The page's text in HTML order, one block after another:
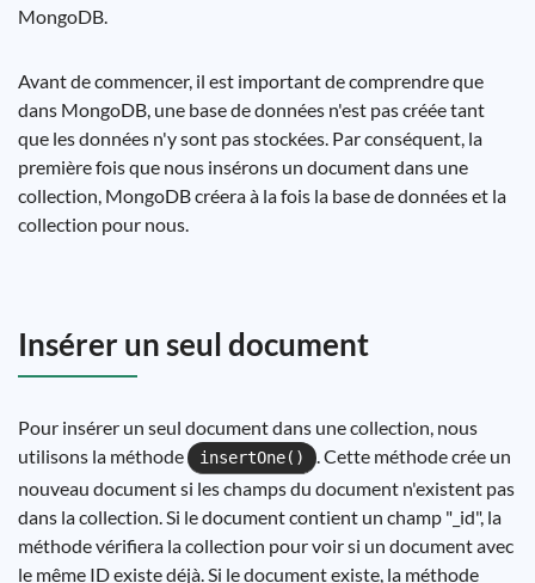
MongoDB.
Avant de commencer, il est important de comprendre que
dans MongoDB, une base de données n'est pas créée tant
que les données n'y sont pas stockées. Par conséquent, la
première fois que nous insérons un document dans une
collection, MongoDB créera à la fois la base de données et la
collection pour nous.
Insérer un seul document
Pour insérer un seul document dans une collection, nous
utilisons la méthode
insertOne()
. Cette méthode crée un
nouveau document si les champs du document n'existent pas
dans la collection. Si le document contient un champ "_id", la
méthode vérifiera la collection pour voir si un document avec
le même ID existe déjà. Si le document existe, la méthode